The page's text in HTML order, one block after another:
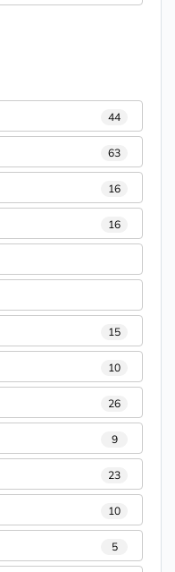
44
63
16
16
15
10
26
9
23
10
5